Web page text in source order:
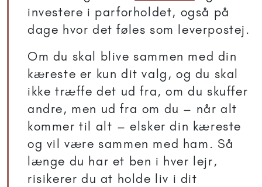
investere i parforholdet, også på
dage hvor det føles som leverpostej.
Om du skal blive sammen med din
kæreste er kun dit valg, og du skal
ikke træffe det ud fra, om du skuffer
andre, men ud fra om du – når alt
kommer til alt – elsker din kæreste
og vil være sammen med ham. Så
længe du har et ben i hver lejr,
risikerer du at holde liv i dit